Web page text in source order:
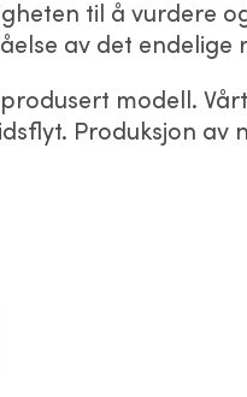
til å vurdere
av det endelige
modell.
Produksjon av